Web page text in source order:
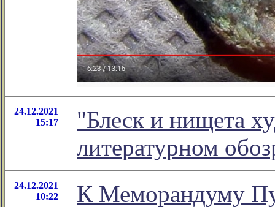
24.12.2021
15:17
"Блеск и нищета
литературном
24.12.2021
10:22
К Меморандуму